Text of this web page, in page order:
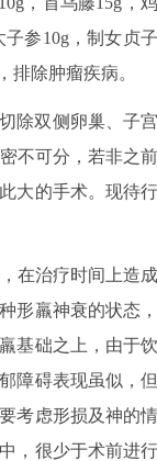
子参10g，制女贞子
排除肿瘤疾病。
除双侧卵巢、子宫
不可分，若非之前
大的手术。现待行
在治疗时间上造成
形羸神衰的状态，
基础之上，由于饮
障碍表现虽似，但
考虑形损及神的情
，很少于术前进行